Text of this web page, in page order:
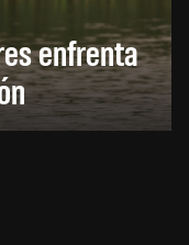
enfrenta